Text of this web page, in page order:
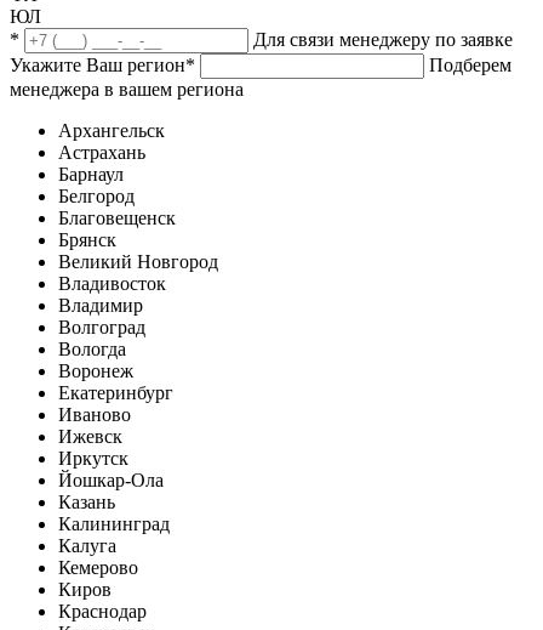
ЮЛ
*
Для связи менеджеру по заявке
Укажите Ваш регион*
Подберем
менеджера в вашем региона
Архангельск
Астрахань
Барнаул
Белгород
Благовещенск
Брянск
Великий Новгород
Владивосток
Владимир
Волгоград
Вологда
Воронеж
Екатеринбург
Иваново
Ижевск
Иркутск
Йошкар-Ола
Казань
Калининград
Калуга
Кемерово
Киров
Краснодар